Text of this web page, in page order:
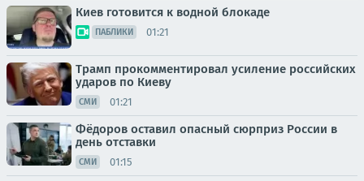
Киев готовится к водной блокаде
ПАБЛИКИ 01:21
Трамп прокомментировал усиление российских
ударов по Киеву
СМИ 01:21
Фёдоров оставил опасный сюрприз России в
день отставки
СМИ 01:15